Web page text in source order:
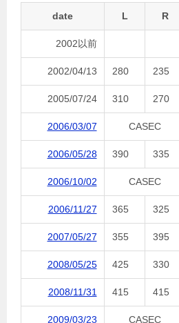
date L R
2002以前
2002/04/13 280 235
2005/07/24 310 270
2006/03/07 CASEC
2006/05/28 390 335
2006/10/02 CASEC
2006/11/27 365 325
2007/05/27 355 395
2008/05/25 425 330
2008/11/31 415 415
2009/03/23 CASEC